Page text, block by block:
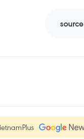
source